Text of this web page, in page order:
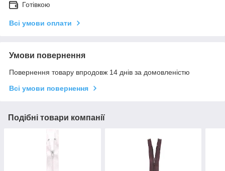
Готівкою
Всі умови оплати
Умови повернення
Повернення товару впродовж 14 днів за домовленістю
Всі умови повернення
Подібні товари компанії